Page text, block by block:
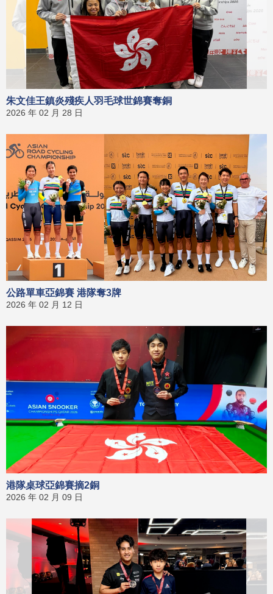
朱文佳王鎮炎殘疾人羽毛球世錦賽奪銅
2026 年 02 月 28 日
公路單車亞錦賽 港隊奪3牌
2026 年 02 月 12 日
港隊桌球亞錦賽摘2銅
2026 年 02 月 09 日